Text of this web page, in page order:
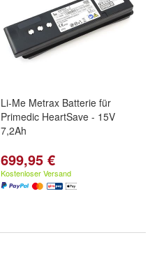
Li-Me Metrax Batterie für
Primedic HeartSave - 15V
7,2Ah
699,95 €
Kostenloser Versand